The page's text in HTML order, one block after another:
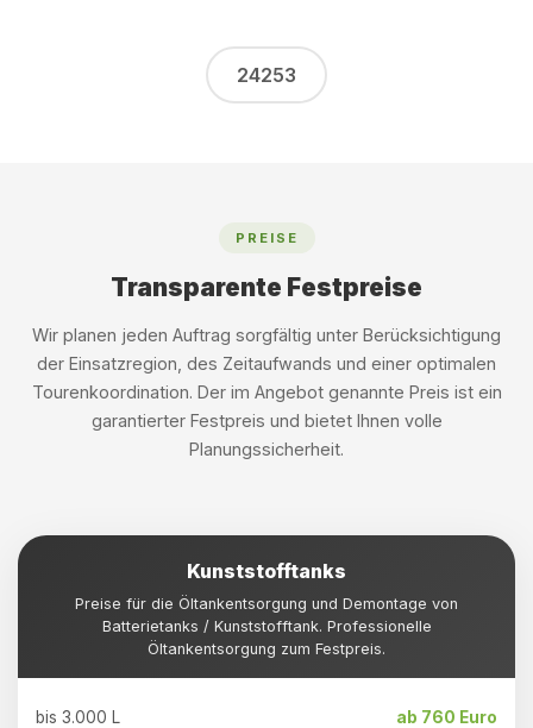
24253
PREISE
Transparente Festpreise
Wir planen jeden Auftrag sorgfältig unter Berücksichtigung
der Einsatzregion, des Zeitaufwands und einer optimalen
Tourenkoordination. Der im Angebot genannte Preis ist ein
garantierter Festpreis und bietet Ihnen volle
Planungssicherheit.
Kunststofftanks
Preise für die Öltankentsorgung und Demontage von
Batterietanks / Kunststofftank. Professionelle
Öltankentsorgung zum Festpreis.
bis 3.000 L ab 760 Euro